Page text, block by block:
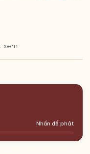
xem
Nhấn để phát